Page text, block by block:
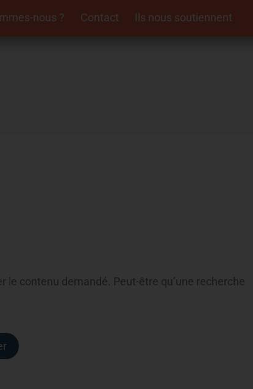
nous ? Contact Ils nous soutiennent
le contenu demandé. Peut-être qu’une recherche